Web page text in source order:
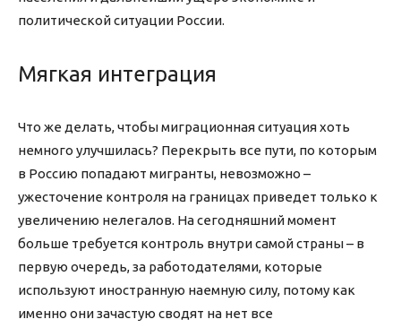
политической ситуации России.
Мягкая интеграция
Что же делать, чтобы миграционная ситуация хоть
немного улучшилась? Перекрыть все пути, по которым
в Россию попадают мигранты, невозможно –
ужесточение контроля на границах приведет только к
увеличению нелегалов. На сегодняшний момент
больше требуется контроль внутри самой страны – в
первую очередь, за работодателями, которые
используют иностранную наемную силу, потому как
именно они зачастую сводят на нет все